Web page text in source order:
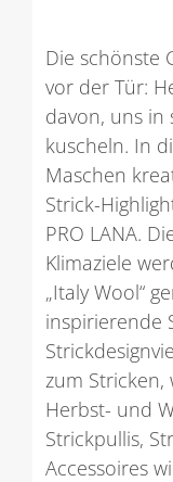
Die schönste
vor der Tür:
davon, uns in
kuscheln. In
Maschen
Strick-
PRO LANA.
Klimaziele
„Italy Wool“
inspirierende
zum Stricken,
Herbst- und
Strickpullis,
Accessoires